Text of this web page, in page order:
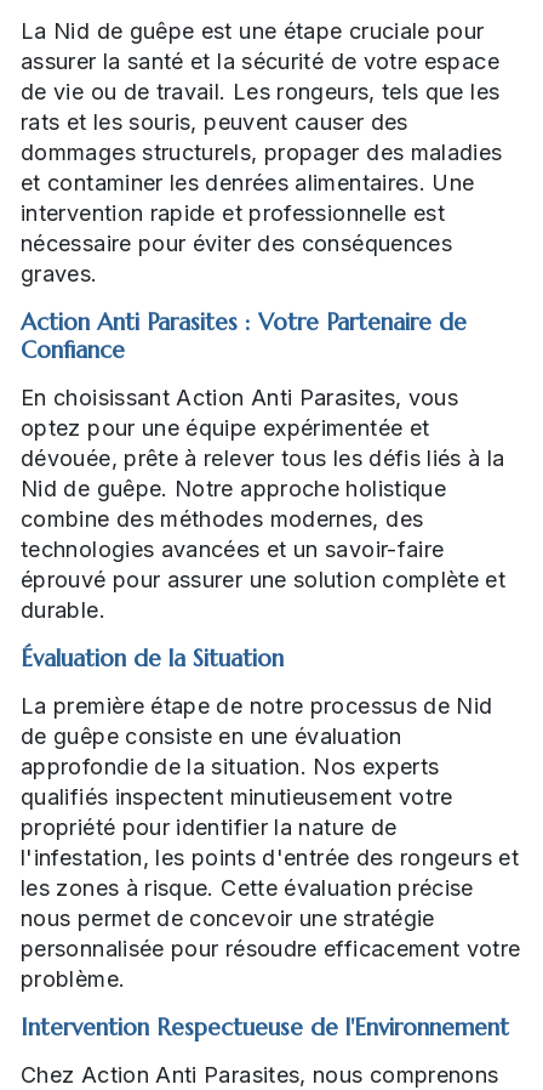
La Nid de guêpe est une étape cruciale pour
assurer la santé et la sécurité de votre espace
de vie ou de travail. Les rongeurs, tels que les
rats et les souris, peuvent causer des
dommages structurels, propager des maladies
et contaminer les denrées alimentaires. Une
intervention rapide et professionnelle est
nécessaire pour éviter des conséquences
graves.
Action Anti Parasites : Votre Partenaire de
Confiance
En choisissant Action Anti Parasites, vous
optez pour une équipe expérimentée et
dévouée, prête à relever tous les défis liés à la
Nid de guêpe. Notre approche holistique
combine des méthodes modernes, des
technologies avancées et un savoir-faire
éprouvé pour assurer une solution complète et
durable.
Évaluation de la Situation
La première étape de notre processus de Nid
de guêpe consiste en une évaluation
approfondie de la situation. Nos experts
qualifiés inspectent minutieusement votre
propriété pour identifier la nature de
l'infestation, les points d'entrée des rongeurs et
les zones à risque. Cette évaluation précise
nous permet de concevoir une stratégie
personnalisée pour résoudre efficacement votre
problème.
Intervention Respectueuse de l'Environnement
Chez Action Anti Parasites, nous comprenons